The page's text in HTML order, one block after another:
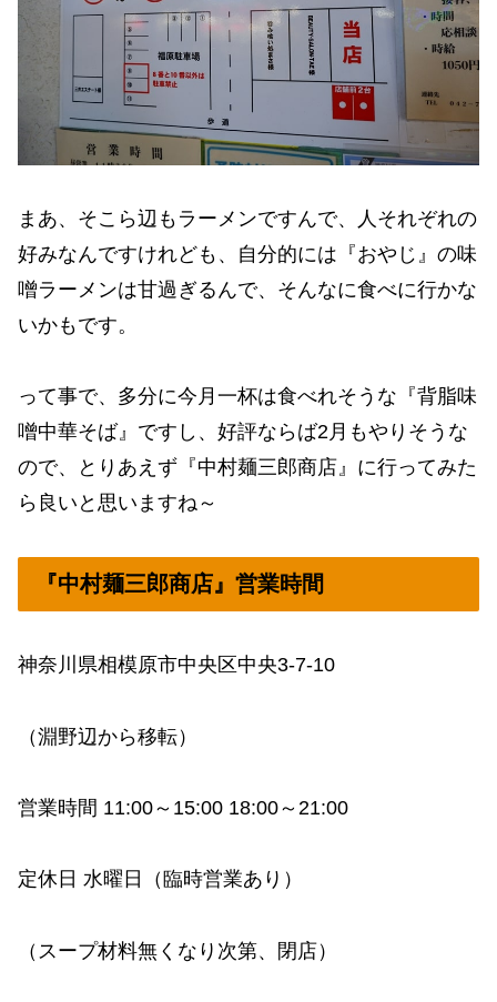
まあ、そこら辺もラーメンですんで、人それぞれの
好みなんですけれども、自分的には『おやじ』の味
噌ラーメンは甘過ぎるんで、そんなに食べに行かな
いかもです。
って事で、多分に今月一杯は食べれそうな『背脂味
噌中華そば』ですし、好評ならば2月もやりそうな
ので、とりあえず『中村麺三郎商店』に行ってみた
ら良いと思いますね～
『中村麺三郎商店』営業時間
神奈川県相模原市中央区中央3-7-10
（淵野辺から移転）
営業時間 11:00～15:00 18:00～21:00
定休日 水曜日（臨時営業あり）
（スープ材料無くなり次第、閉店）